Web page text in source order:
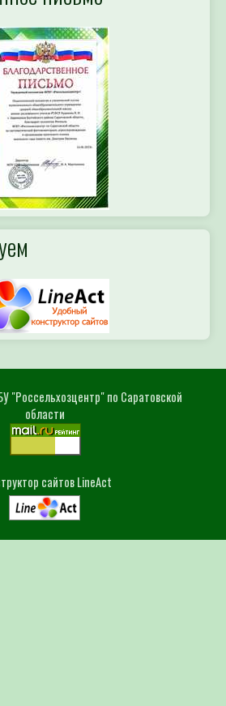
"Россельхозцентр" по Саратовской
области
сайтов LineAct